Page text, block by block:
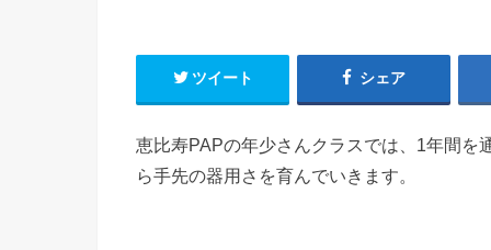
ツイート シェア
恵比寿PAPの年少さんクラスでは、1年間を
ら手先の器用さを育んでいきます。